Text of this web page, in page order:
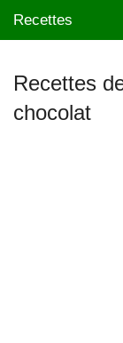
Recettes
Mes blogs préférés
Recettes
chocolat